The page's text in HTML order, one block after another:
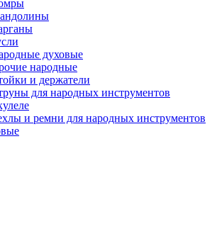
духовые
народные
и держатели
для народных инструментов
и ремни для народных инструментов